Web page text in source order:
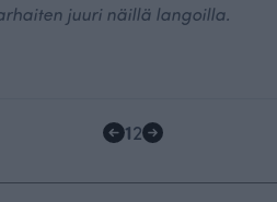
juuri näillä langoilla.
12